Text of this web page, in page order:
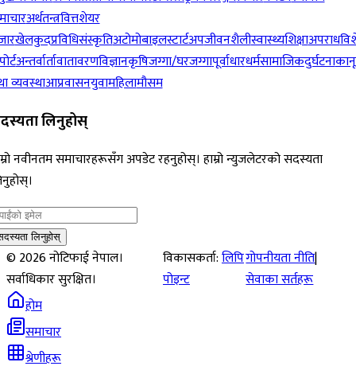
अर्थतन्त्रवित्तशेयर
खेलकुदप्रविधिसंस्कृतिअटोमोबाइलस्टार्टअपजीवनशैलीस्वास्थ्यशिक्षाअपराध
अन्तर्वार्तावातावरणविज्ञानकृषिजग्गा/घरजग्गापूर्वाधारधर्मसामाजिकदुर्घटना
व्यवस्थाआप्रवासनयुवामहिलामौसम
लिनुहोस्
नवीनतम समाचारहरूसँग अपडेट रहनुहोस्। हाम्रो न्युजलेटरको सदस्यता
लिनुहोस्
©2026नोटिफाई नेपाल।
सर्वाधिकार सुरक्षित।
विकासकर्ता:लिपि
पोइन्ट
गोपनीयता नीति|
सेवाका सर्तहरू
होम
समाचार
श्रेणीहरू